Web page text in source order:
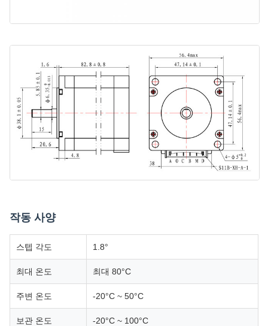
작동 사양
스텝 각도 1.8°
최대 온도 최대 80°C
주변 온도 -20°C ~ 50°C
보관 온도 -20°C ~ 100°C